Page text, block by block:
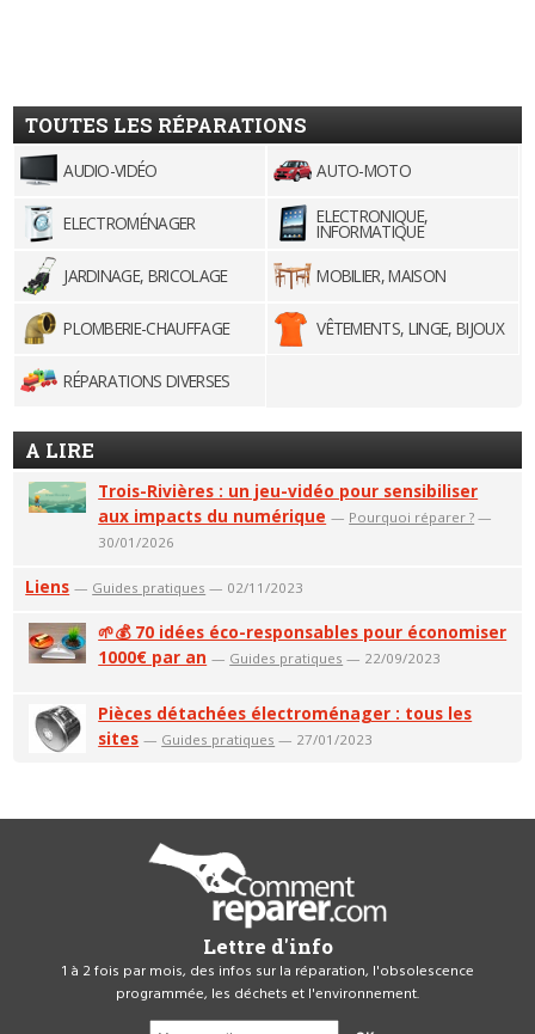
TOUTES LES RÉPARATIONS
AUDIO-VIDÉO AUTO-MOTO
ELECTROMÉNAGER ELECTRONIQUE,
INFORMATIQUE
JARDINAGE, BRICOLAGE
MOBILIER, MAISON
PLOMBERIE-CHAUFFAGE VÊTEMENTS, LINGE, BIJOUX
RÉPARATIONS DIVERSES
A LIRE
Trois-Rivières : un jeu-vidéo pour sensibiliser
aux impacts du numérique — Pourquoi réparer ? —
30/01/2026
Liens — Guides pratiques — 02/11/2023
🌱💰 70 idées éco-responsables pour économiser
1000€ par an — Guides pratiques — 22/09/2023
Pièces détachées électroménager : tous les
sites — Guides pratiques — 27/01/2023
Lettre d'info
1 à 2 fois par mois, des infos sur la réparation, l'obsolescence
programmée, les déchets et l'environnement.